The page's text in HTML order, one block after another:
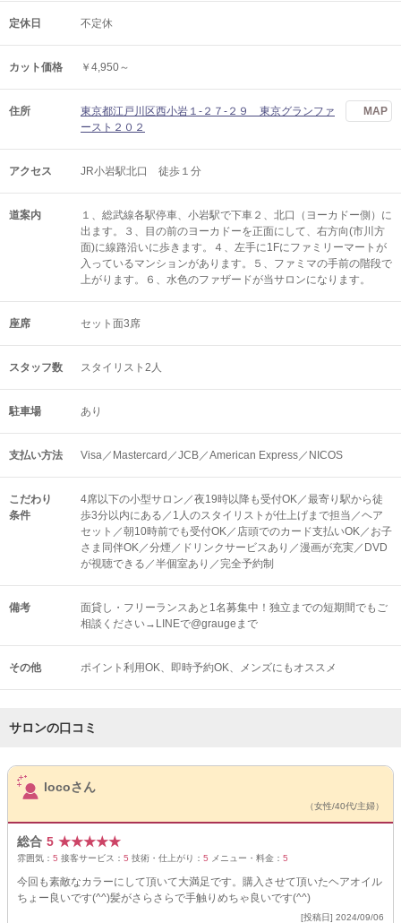
定休日 不定休
カット価格 ￥4,950～
住所
東京都江戸川区西小岩１-２７-２９ 東京グランファ
ースト２０２
MAP
アクセス JR小岩駅北口 徒歩１分
道案内
１、総武線各駅停車、小岩駅で下車２、北口（ヨーカドー側）に
出ます。３、目の前のヨーカドーを正面にして、右方向(市川方
面)に線路沿いに歩きます。４、左手に1Fにファミリーマートが
入っているマンションがあります。５、ファミマの手前の階段で
上がります。６、水色のファザードが当サロンになります。
座席 セット面3席
スタッフ数 スタイリスト2人
駐車場 あり
支払い方法 Visa／Mastercard／JCB／American Express／NICOS
こだわり
条件
4席以下の小型サロン／夜19時以降も受付OK／最寄り駅から徒
歩3分以内にある／1人のスタイリストが仕上げまで担当／ヘア
セット／朝10時前でも受付OK／店頭でのカード支払いOK／お子
さま同伴OK／分煙／ドリンクサービスあり／漫画が充実／DVD
が視聴できる／半個室あり／完全予約制
備考
面貸し・フリーランスあと1名募集中！独立までの短期間でもご
相談ください→LINEで@graugeまで
その他 ポイント利用OK 即時予約OK メンズにもオススメ
サロンの口コミ
サロンPick Up
locoさん
（女性/40代/主婦）
総合 5 ★★★★★
雰囲気： 5 接客サービス： 5 技術・仕上がり： 5 メニュー・料金： 5
今回も素敵なカラーにして頂いて大満足です。購入させて頂いたヘアオイル
ちょー良いです(^^)髪がさらさらで手触りめちゃ良いです(^^)
[投稿日] 2024/09/06